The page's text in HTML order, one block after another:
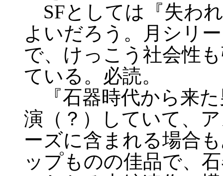
SFとしては『失わ
よいだろう。月シリ
で、けっこう社会性
ている。必読。
『石器時代から来
演（？）していて、
ーズに含まれる場合
ップものの佳品で、